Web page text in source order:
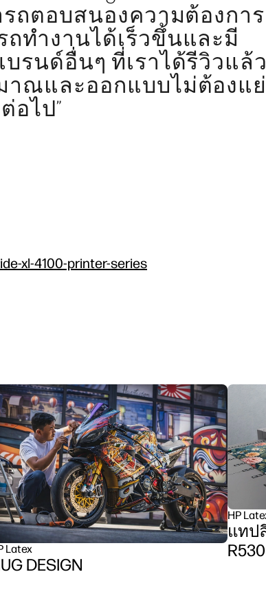
รถตอบสนองความต้องการ
ถทำงานได้เร็วขึ้นและมี
รนด์อื่นๆ ที่เราได้รีวิวแล้ว
ณและออกแบบไม่ต้องแ
อไป”
xl-4100-printer-series
Latex
DESIGN
HP
แทป